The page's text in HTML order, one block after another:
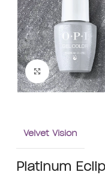
Clic para
Velvet Vision
Platinum